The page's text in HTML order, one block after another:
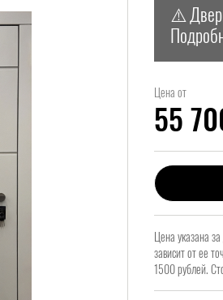
⚠️
Цена от
55
Цена указана
зависит от ее
1500 рублей.